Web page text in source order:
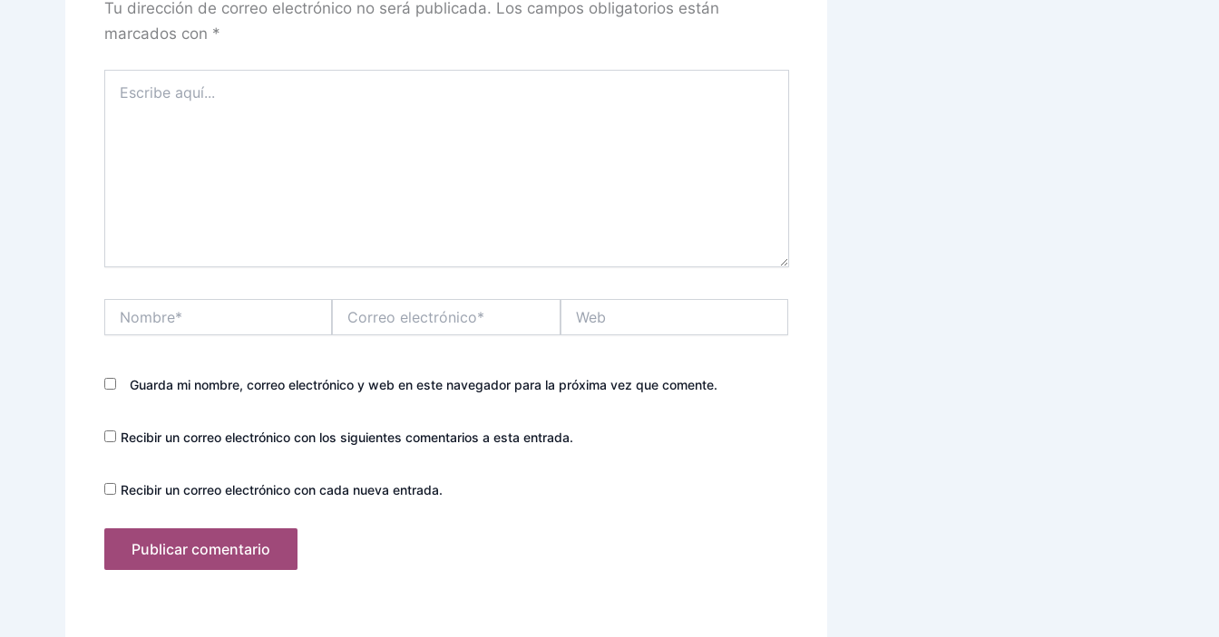
Tu dirección de correo electrónico no será publicada. Los campos obligatorios están
marcados con *
aquí...
electrónico*
Guarda mi nombre, correo electrónico y web en este navegador para la próxima vez que comente.
Recibir un correo electrónico con los siguientes comentarios a esta entrada.
Recibir un correo electrónico con cada nueva entrada.